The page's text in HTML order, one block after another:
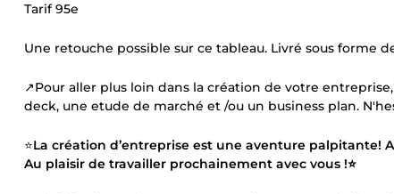
Tarif 95e
Une retouche possible sur ce tableau. Livré sous forme
↗️Pour aller plus loin dans la création de votre
deck, une etude de marché et /ou un business plan.
⭐La création d’entreprise est une aventure palpitante!
Au plaisir de travailler prochainement avec vous !⭐